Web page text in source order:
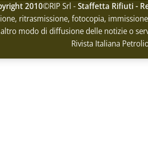
2010©RIP Srl -Staffetta Rifiuti -
ritrasmissione, fotocopia,
altro modo di diffusione delle notizie o
Rivista Italiana